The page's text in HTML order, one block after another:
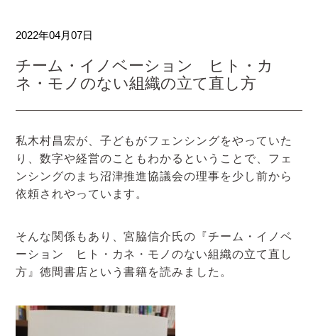
2022年04月07日
チーム・イノベーション ヒト・カ
ネ・モノのない組織の立て直し方
私木村昌宏が、子どもがフェンシングをやっていた
り、数字や経営のこともわかるということで、フェ
ンシングのまち沼津推進協議会の理事を少し前から
依頼されやっています。
そんな関係もあり、宮脇信介氏の『チーム・イノベ
ーション ヒト・カネ・モノのない組織の立て直し
方』徳間書店という書籍を読みました。
アクセスマップ